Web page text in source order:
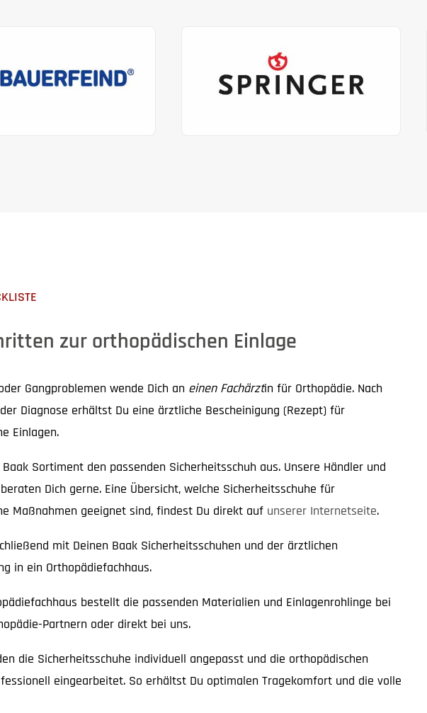
zur orthopädischen Einlage
Gangproblemen wende Dich an einen Fachärztin für Orthopädie. Nach
Diagnose erhältst Du eine ärztliche Bescheinigung (Rezept) für
Einlagen.
Sortiment den passenden Sicherheitsschuh aus. Unsere Händler und
Dich gerne. Eine Übersicht, welche Sicherheitsschuhe für
Maßnahmen geeignet sind, findest Du direkt auf unserer Internetseite.
mit Deinen Baak Sicherheitsschuhen und der ärztlichen
in ein Orthopädiefachhaus.
bestellt die passenden Materialien und Einlagenrohlinge bei
Partnern oder direkt bei uns.
die Sicherheitsschuhe individuell angepasst und die orthopädischen
eingearbeitet. So erhältst Du optimalen Tragekomfort und die volle